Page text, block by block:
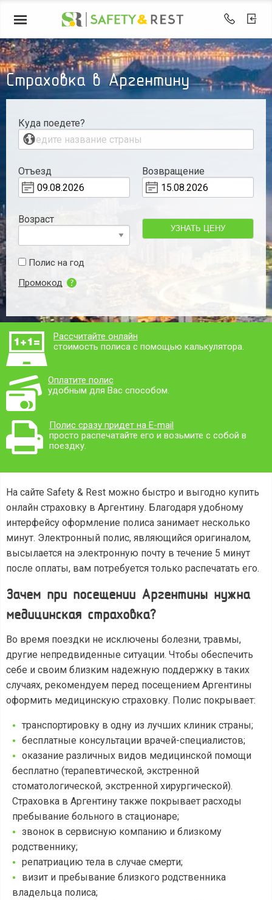
Страховка в Аргентину
Куда поедете?
Отъезд Возвращение
Возраст
УЗНАТЬ ЦЕНУ
Полис на год
Промокод
Рассчитайте онлайн
стоимость полиса с помощью калькулятора.
Оплатите полис
удобным для Вас способом.
Полис сразу придет на E-mail
просто распечатайте его и возьмите с собой в
поездку.
На сайте Safety & Rest можно быстро и выгодно купить
онлайн страховку в Аргентину. Благодаря удобному
интерфейсу оформление полиса занимает несколько
минут. Электронный полис, являющийся оригиналом,
высылается на электронную почту в течение 5 минут
после оплаты, вам потребуется только распечатать его.
Зачем при посещении Аргентины нужна
медицинская страховка?
Во время поездки не исключены болезни, травмы,
другие непредвиденные ситуации. Чтобы обеспечить
себе и своим близким надежную поддержку в таких
случаях, рекомендуем перед посещением Аргентины
оформить медицинскую страховку. Полис покрывает:
транспортировку в одну из лучших клиник страны;
бесплатные консультации врачей-специалистов;
оказание различных видов медицинской помощи
бесплатно (терапевтической, экстренной
стоматологической, экстренной хирургической).
Страховка в Аргентину также покрывает расходы
пребывание больного в стационаре;
звонок в сервисную компанию и близкому
родственнику;
репатриацию тела в случае смерти;
визит и пребывание близкого родственника
владельца полиса;